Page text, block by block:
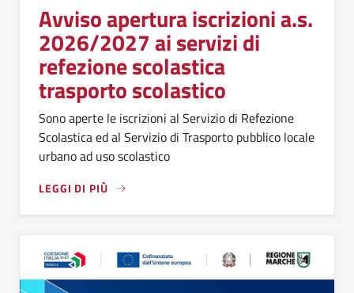
Avviso apertura iscrizioni a.s.
2026/2027 ai servizi di
refezione scolastica
trasporto scolastico
Sono aperte le iscrizioni al Servizio di Refezione
Scolastica ed al Servizio di Trasporto pubblico locale
urbano ad uso scolastico
LEGGI DI PIÙ